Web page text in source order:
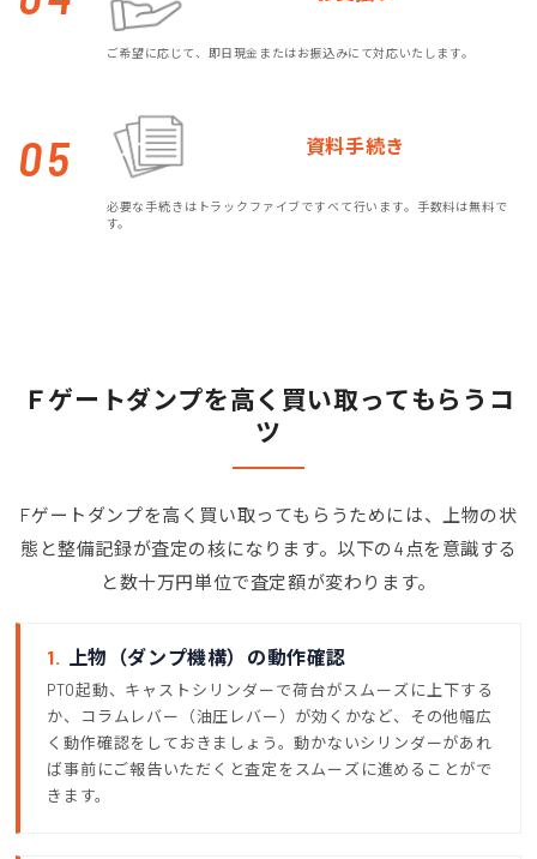
ご希望に応じて、即日現金またはお振込みにて対応いたします。
05 資料手続き
必要な手続きはトラックファイブですべて行います。手数料は無料で
す。
Ｆゲートダンプを高く買い取ってもらうコ
ツ
Fゲートダンプを高く買い取ってもらうためには、上物の状
態と整備記録が査定の核になります。以下の4点を意識する
と数十万円単位で査定額が変わります。
1. 上物（ダンプ機構）の動作確認
PTO起動、キャストシリンダーで荷台がスムーズに上下する
か、コラムレバー（油圧レバー）が効くかなど、その他幅広
く動作確認をしておきましょう。動かないシリンダーがあれ
ば事前にご報告いただくと査定をスムーズに進めることがで
きます。